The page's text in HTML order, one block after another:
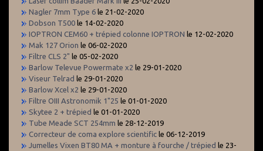
Nagler 7mm Type 6 le 21-02-2020
Dobson T500 le 14-02-2020
IOPTRON CEM60 + trépied colonne IOPTRON le 12-02-2020
Mak 127 Orion le 06-02-2020
Filtre CLS 2" le 05-02-2020
Barlow Televue Powermate x2 le 29-01-2020
Viseur Telrad le 29-01-2020
Barlow Xcel x2 le 29-01-2020
Filtre OIII Astronomik 1"25 le 01-01-2020
Skytee 2 + trépied le 01-01-2020
Tube Meade SCT 254mm le 28-12-2019
Correcteur de coma explore scientific le 06-12-2019
Jumelles Vixen BT80 MA + monture à fourche / trépied le 23-